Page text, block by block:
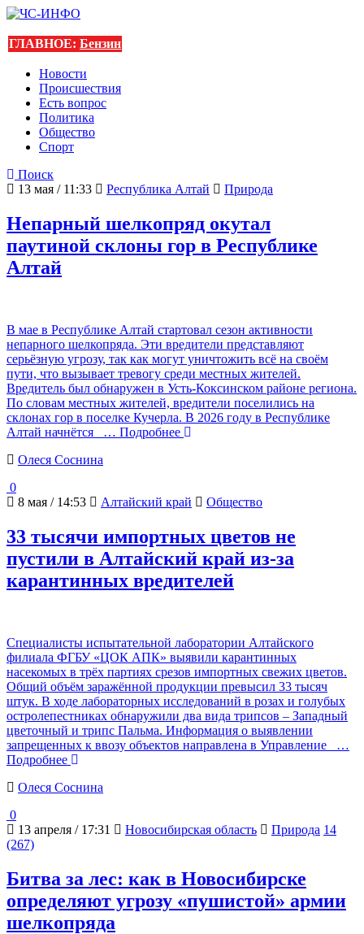
ГЛАВНОЕ: Бензин
Новости
Происшествия
Есть вопрос
Политика
Общество
Спорт
Поиск
13 мая / 11:33
Республика Алтай Природа
Непарный шелкопряд окутал
паутиной склоны гор в Республике
Алтай
В мае в Республике Алтай стартовал сезон активности
непарного шелкопряда. Эти вредители представляют
серьёзную угрозу, так как могут уничтожить всё на своём
пути, что вызывает тревогу среди местных жителей.
Вредитель был обнаружен в Усть-Коксинском районе региона.
По словам местных жителей, вредители поселились на
склонах гор в поселке Кучерла. В 2026 году в Республике
Алтай начнётся
… Подробнее
Олеся Соснина
0
8 мая / 14:53
Алтайский край Общество
33 тысячи импортных цветов не
пустили в Алтайский край из-за
карантинных вредителей
Специалисты испытательной лаборатории Алтайского
филиала ФГБУ «ЦОК АПК» выявили карантинных
насекомых в трёх партиях срезов импортных свежих цветов.
Общий объём заражённой продукции превысил 33 тысяч
штук. В ходе лабораторных исследований в розах и голубых
остролепестниках обнаружили два вида трипсов – Западный
цветочный и трипс Пальма. Информация о выявлении
запрещенных к ввозу объектов направлена в Управление
…
Подробнее
Олеся Соснина
0
13 апреля / 17:31
Новосибирская область Природа 14
(267)
Битва за лес: как в Новосибирске
определяют угрозу «пушистой» армии
шелкопряда